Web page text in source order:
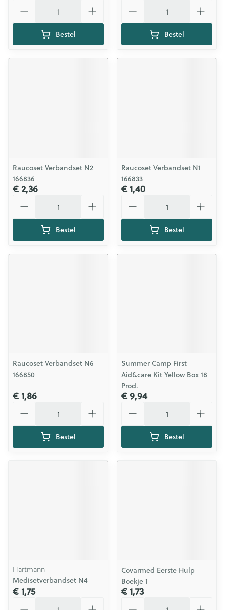
Bestel Bestel
Raucoset Verbandset N2
166836
€ 2,36
Bestel
Raucoset Verbandset N1
166833
€ 1,40
Bestel
Raucoset Verbandset N6
166850
€ 1,86
Bestel
Summer Camp First
Aid&care Kit Yellow Box 18
Prod.
€ 9,94
Bestel
Hartmann
Medisetverbandset N4
€ 1,75
Covarmed Eerste Hulp
Boekje 1
€ 1,73